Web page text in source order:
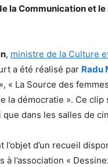
la Communication et
, ministre de la Culture
a été réalisé par Radu
« La Source des
la démocratie ». Ce
dans les salles de
l’objet d’un recueil
l’association «